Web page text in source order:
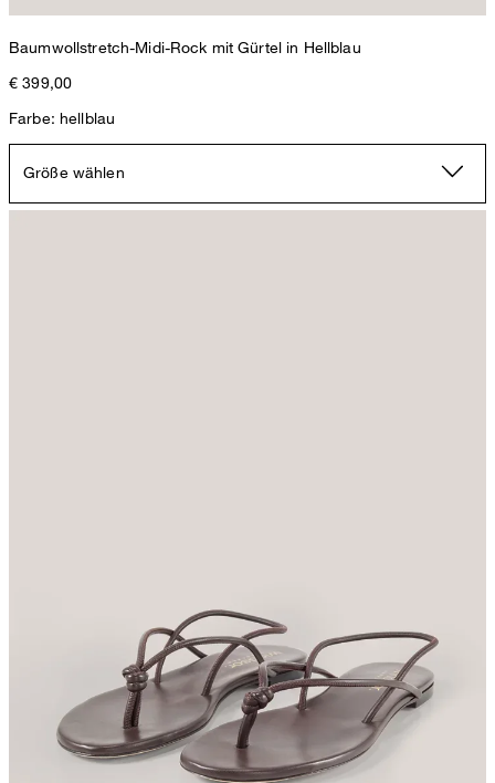
Baumwollstretch-Midi-Rock mit Gürtel in Hellblau
€ 399,00
Farbe: hellblau
Größe wählen